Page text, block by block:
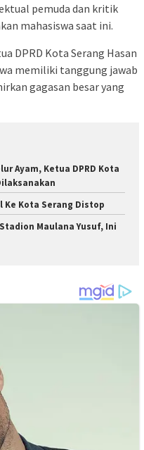
pemuda dan kritik
mahasiswa saat ini.
DPRD Kota Serang Hasan
memiliki tanggung jawab
gagasan besar yang
Ayam, Ketua DPRD Kota
Ke Kota Serang Distop
Maulana Yusuf, Ini